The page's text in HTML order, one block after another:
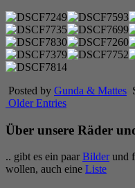
Posted by Gunda & Mattes
Older Entries
Über unsere Räder
.. gibt es ein paar Bilder und
wollen, auch eine Liste